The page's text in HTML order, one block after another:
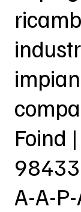
Foind
A-A-